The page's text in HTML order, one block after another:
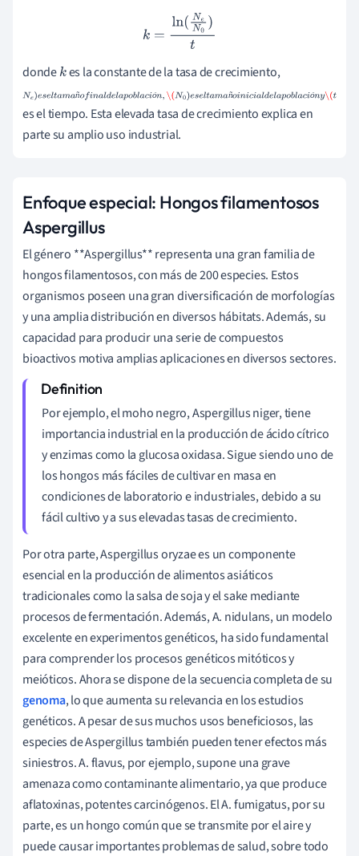
(NeN0)t
dondekes la constante de la tasa de crecimiento,
ñ ó ñ ó
Ne)eseltamañofinaldelapoblación,\
(N0)eseltamañoinicialdelapoblacióny\(t
es el tiempo. Esta elevada tasa de crecimiento explica en
parte su amplio uso industrial.
Enfoque especial: Hongos filamentosos
Aspergillus
El género **Aspergillus** representa una gran familia de
hongos filamentosos, con más de 200 especies. Estos
organismos poseen una gran diversificación de morfologías
y una amplia distribución en diversos hábitats. Además, su
capacidad para producir una serie de compuestos
bioactivos motiva amplias aplicaciones en diversos sectores.
Por ejemplo, el moho negro, Aspergillus niger, tiene
importancia industrial en la producción de ácido cítrico
y enzimas como la glucosa oxidasa. Sigue siendo uno de
los hongos más fáciles de cultivar en masa en
condiciones de laboratorio e industriales, debido a su
fácil cultivo y a sus elevadas tasas de crecimiento.
Por otra parte, Aspergillus oryzae es un componente
esencial en la producción de alimentos asiáticos
tradicionales como la salsa de soja y el sake mediante
procesos de fermentación. Además, A. nidulans, un modelo
excelente en experimentos genéticos, ha sido fundamental
para comprender los procesos genéticos mitóticos y
meióticos. Ahora se dispone de la secuencia completa de su
genoma, lo que aumenta su relevancia en los estudios
genéticos. A pesar de sus muchos usos beneficiosos, las
especies de Aspergillus también pueden tener efectos más
siniestros. A. flavus, por ejemplo, supone una grave
amenaza como contaminante alimentario, ya que produce
aflatoxinas, potentes carcinógenos. El A. fumigatus, por su
parte, es un hongo común que se transmite por el aire y
puede causar importantes problemas de salud, sobre todo